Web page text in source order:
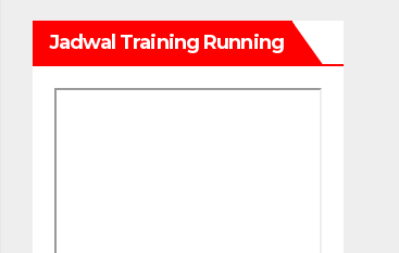
Jadwal Training Running